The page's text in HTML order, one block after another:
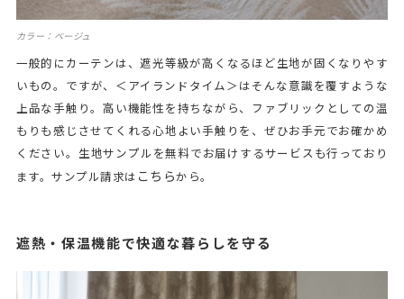
カラー：ベージュ
一般的にカーテンは、遮光等級が高くなるほど生地が固くなりやす
いもの。ですが、＜アイランドタイム＞はそんな意識を覆すような
上品な手触り。高い機能性を持ちながら、ファブリックとしての温
もりも感じさせてくれる心地よい手触りを、ぜひお手元でお確かめ
ください。生地サンプルを無料でお届けするサービスも行っており
ます。サンプル請求は こちらから。
遮熱・保温機能で快適な暮らしを守る